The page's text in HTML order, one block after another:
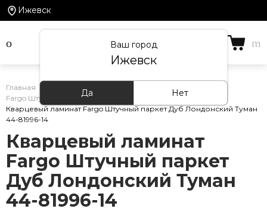
Ижевск
Ваш город
Ижевск
Да Нет
Главная Каталог товаров Кварцевый ламинат
Fargo Штучный паркет
Кварцевый ламинат Fargo Штучный паркет Дуб Лондонский Туман
44-81996-14
Кварцевый ламинат
Fargo Штучный паркет
Дуб Лондонский Туман
44-81996-14